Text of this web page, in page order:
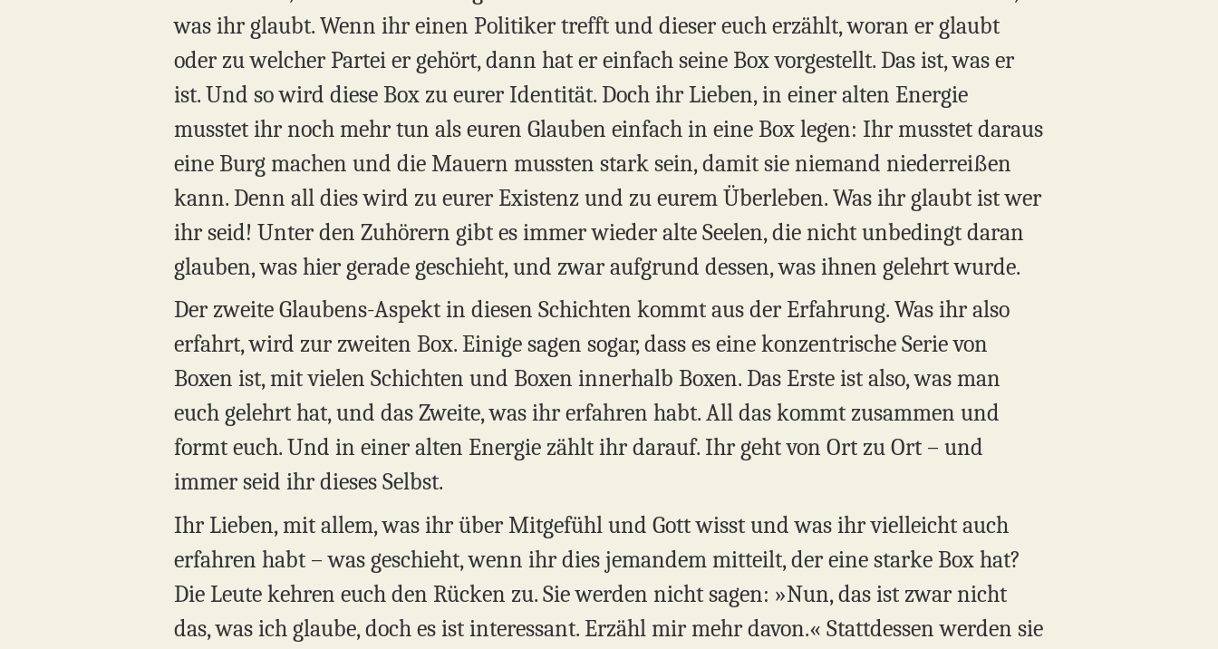
was ihr glaubt. Wenn ihr einen Politiker trefft und dieser euch erzählt, woran er glaubt
oder zu welcher Partei er gehört, dann hat er einfach seine Box vorgestellt. Das ist, was er
ist. Und so wird diese Box zu eurer Identität. Doch ihr Lieben, in einer alten Energie
musstet ihr noch mehr tun als euren Glauben einfach in eine Box legen: Ihr musstet daraus
eine Burg machen und die Mauern mussten stark sein, damit sie niemand niederreißen
kann. Denn all dies wird zu eurer Existenz und zu eurem Überleben. Was ihr glaubt ist wer
ihr seid! Unter den Zuhörern gibt es immer wieder alte Seelen, die nicht unbedingt daran
glauben, was hier gerade geschieht, und zwar aufgrund dessen, was ihnen gelehrt wurde.
Der zweite Glaubens-Aspekt in diesen Schichten kommt aus der Erfahrung. Was ihr also
erfahrt, wird zur zweiten Box. Einige sagen sogar, dass es eine konzentrische Serie von
Boxen ist, mit vielen Schichten und Boxen innerhalb Boxen. Das Erste ist also, was man
euch gelehrt hat, und das Zweite, was ihr erfahren habt. All das kommt zusammen und
formt euch. Und in einer alten Energie zählt ihr darauf. Ihr geht von Ort zu Ort – und
immer seid ihr dieses Selbst.
Ihr Lieben, mit allem, was ihr über Mitgefühl und Gott wisst und was ihr vielleicht auch
erfahren habt – was geschieht, wenn ihr dies jemandem mitteilt, der eine starke Box hat?
Die Leute kehren euch den Rücken zu. Sie werden nicht sagen: »Nun, das ist zwar nicht
das, was ich glaube, doch es ist interessant. Erzähl mir mehr davon.« Stattdessen werden sie